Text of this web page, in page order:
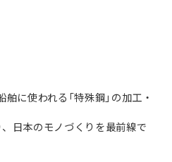
に使われる「特殊鋼」の加工・
日本のモノづくりを最前線で